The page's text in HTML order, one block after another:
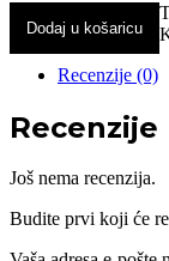
Dodaj u košaricu
Recenzije (0)
Recenzije
Još nema recenzija.
Budite prvi koji će